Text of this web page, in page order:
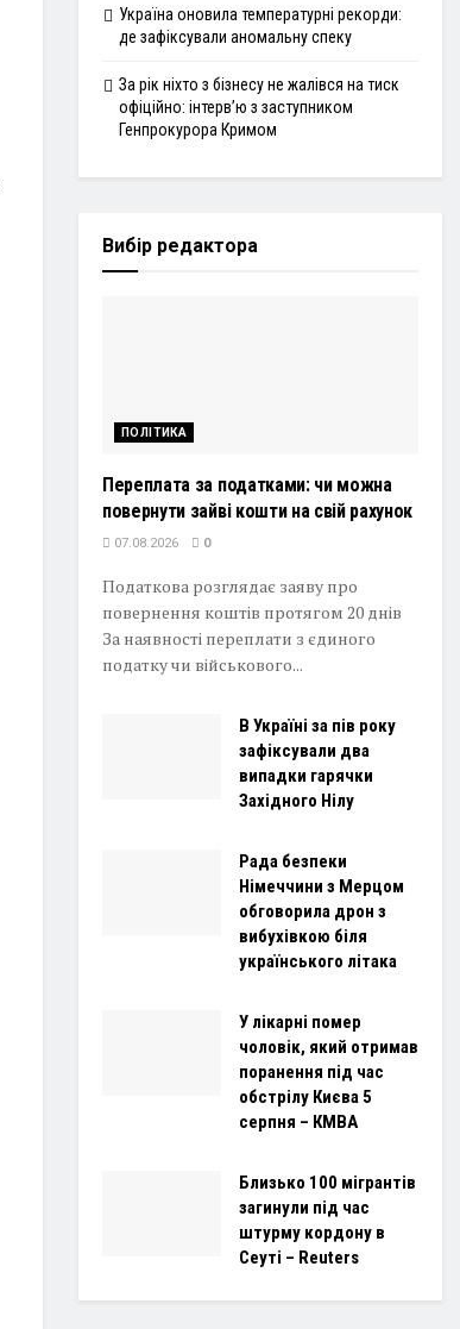
Україна оновила температурні рекорди:
де зафіксували аномальну спеку
За рік ніхто з бізнесу не жалівся на тиск
офіційно: інтерв’ю з заступником
Генпрокурора Кримом
Вибір редактора
ПОЛІТИКА
Переплата за податками: чи можна
повернути зайві кошти на свій рахунок
07.08.2026 0
Податкова розглядає заяву про
повернення коштів протягом 20 днів
За наявності переплати з єдиного
податку чи військового...
В Україні за пів року
зафіксували два
випадки гарячки
Західного Нілу
Рада безпеки
Німеччини з Мерцом
обговорила дрон з
вибухівкою біля
українського літака
У лікарні помер
чоловік, який отримав
поранення під час
обстрілу Києва 5
серпня – КМВА
Близько 100 мігрантів
загинули під час
штурму кордону в
Сеуті – Reuters